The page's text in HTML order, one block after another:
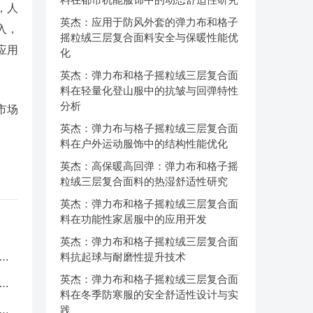
人
，
用
场
英杰：应用于防风外套的弹力布和格子
摇粒绒三层复合面料安全与保暖性能优
化
英杰：弹力布和格子摇粒绒三层复合面
料在轻量化登山服中的抗皱与回弹特性
分析
英杰：弹力布与格子摇粒绒三层复合面
料在户外运动服饰中的结构性能优化
英杰：高保暖高回弹：弹力布和格子摇
粒绒三层复合面料的热湿舒适性研究
英杰：弹力布和格子摇粒绒三层复合面
料在功能性家居服中的应用开发
英杰：弹力布和格子摇粒绒三层复合面
料抗起球与耐磨性提升技术
英杰：弹力布和格子摇粒绒三层复合面
料在冬季防寒服的安全舒适性设计与实
践